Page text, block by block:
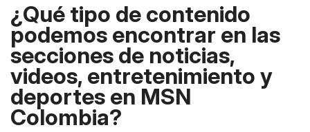
¿Qué tipo de contenido
podemos encontrar en las
secciones de noticias,
videos, entretenimiento y
deportes en MSN
Colombia?